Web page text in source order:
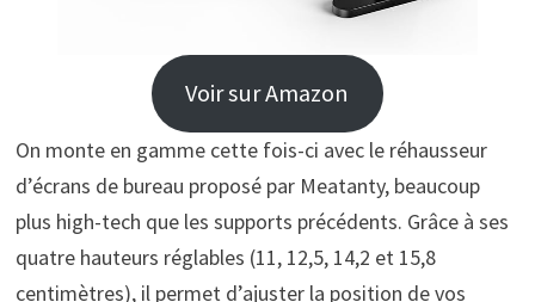
Voir sur Amazon
On monte en gamme cette fois-ci avec le réhausseur
d’écrans de bureau proposé par Meatanty, beaucoup
plus high-tech que les supports précédents. Grâce à ses
quatre hauteurs réglables (11, 12,5, 14,2 et 15,8
centimètres), il permet d’ajuster la position de vos